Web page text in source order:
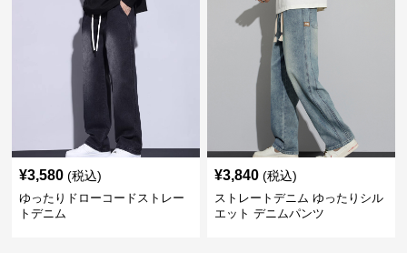
¥3,580 (税込)
ゆったりドローコードストレー
トデニム
¥3,840 (税込)
ストレートデニム ゆったりシル
エット デニムパンツ